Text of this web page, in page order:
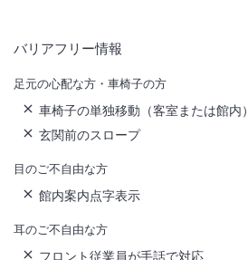
バリアフリー情報
足元の心配な方・車椅子の方
車椅子の単独移動（客室または館内）
玄関前のスロープ
目のご不自由な方
館内案内点字表示
耳のご不自由な方
フロント従業員が手話で対応